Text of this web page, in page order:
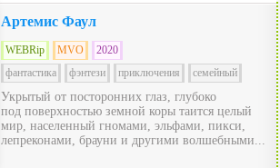
Артемис Фаул
WEBRip MVO
2020
фантастика
фэнтези приключения семейный
Укрытый от посторонних глаз, глубоко
под поверхностью земной коры таится целый
мир, населенный гномами, эльфами, пикси,
лепреконами, брауни и другими волшебными...